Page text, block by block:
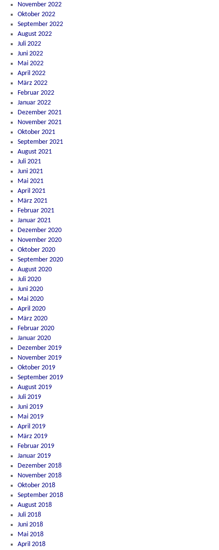
November 2022
Oktober 2022
September 2022
August 2022
Juli 2022
Juni 2022
Mai 2022
April 2022
März 2022
Februar 2022
Januar 2022
Dezember 2021
November 2021
Oktober 2021
September 2021
August 2021
Juli 2021
Juni 2021
Mai 2021
April 2021
März 2021
Februar 2021
Januar 2021
Dezember 2020
November 2020
Oktober 2020
September 2020
August 2020
Juli 2020
Juni 2020
Mai 2020
April 2020
März 2020
Februar 2020
Januar 2020
Dezember 2019
November 2019
Oktober 2019
September 2019
August 2019
Juli 2019
Juni 2019
Mai 2019
April 2019
März 2019
Februar 2019
Januar 2019
Dezember 2018
November 2018
Oktober 2018
September 2018
August 2018
Juli 2018
Juni 2018
Mai 2018
April 2018